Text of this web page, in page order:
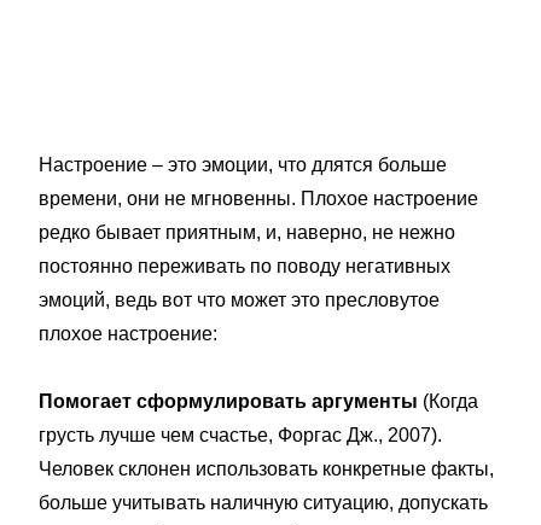
Настроение – это эмоции, что длятся больше
времени, они не мгновенны. Плохое настроение
редко бывает приятным, и, наверно, не нежно
постоянно переживать по поводу негативных
эмоций, ведь вот что может это пресловутое
плохое настроение:
Помогает сформулировать аргументы (Когда
грусть лучше чем счастье, Форгас Дж., 2007).
Человек склонен использовать конкретные факты,
больше учитывать наличную ситуацию, допускать